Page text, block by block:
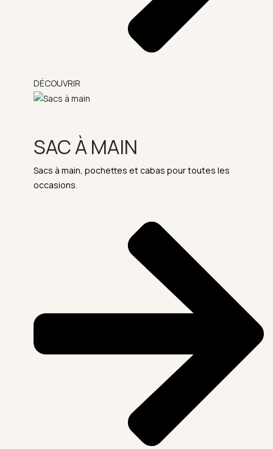
DÉCOUVRIR
SAC À MAIN
Sacs à main, pochettes et cabas pour toutes les
occasions.